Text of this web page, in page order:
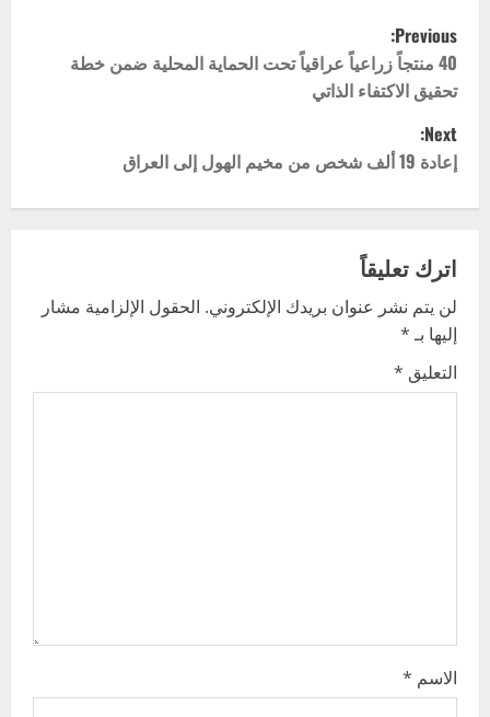
P
o
s
t
n
a
v
i
g
Previous:
40 منتجاً زراعياً عراقياً تحت الحماية المحلية ضمن خطة
تحقيق الاكتفاء الذاتي
Next:
إعادة 19 ألف شخص من مخيم الهول إلى العراق
اترك تعليقاً
لن يتم نشر عنوان بريدك الإلكتروني. الحقول الإلزامية مشار
إليها بـ*
التعليق *
الاسم *